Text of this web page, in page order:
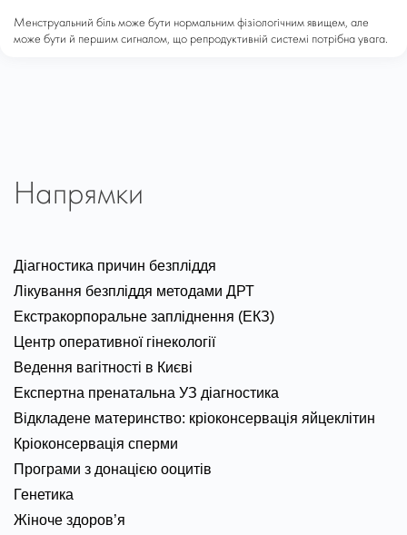
Менструальний біль може бути нормальним фізіологічним явищем, але
може бути й першим сигналом, що репродуктивній системі потрібна увага.
Напрямки
Діагностика причин безпліддя
Лікування безпліддя методами ДРТ
Екстракорпоральне запліднення (ЕКЗ)
Центр оперативної гінекології
Ведення вагітності в Києві
Експертна пренатальна УЗ діагностика
Відкладене материнство: кріоконсервація яйцеклітин
Кріоконсервація сперми
Програми з донацією ооцитів
Генетика
Жіноче здоров’я